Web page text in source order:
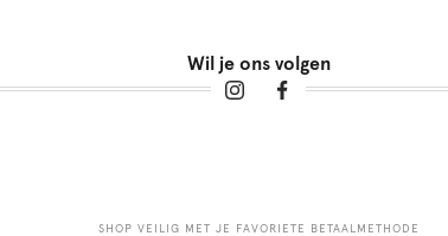
Wil je ons volgen
SHOP VEILIG MET JE FAVORIETE BETAALMETHODE